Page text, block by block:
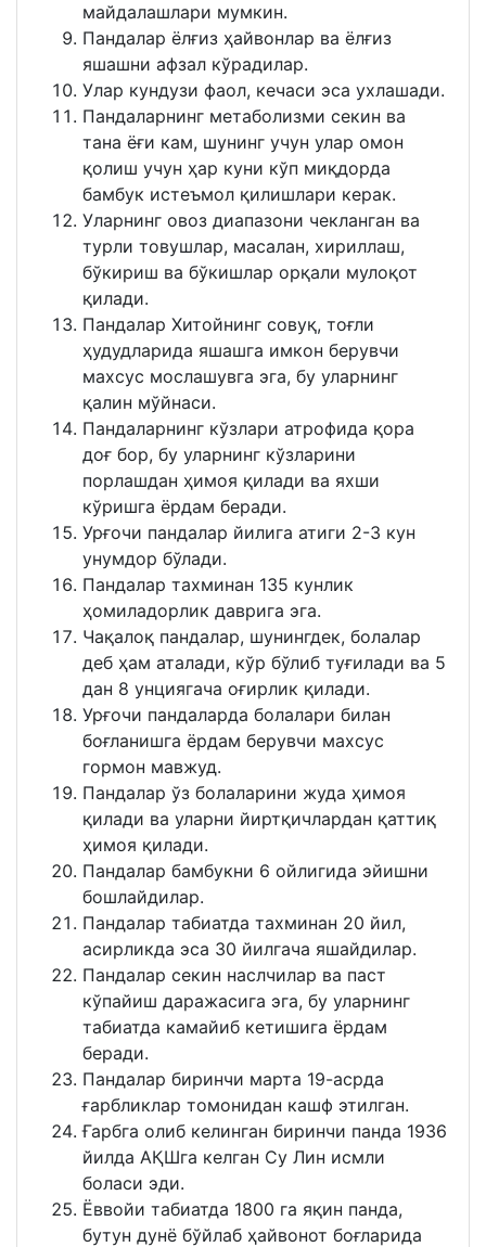
майдалашлари мумкин.
Пандалар ёлғиз ҳайвонлар ва ёлғиз
яшашни афзал кўрадилар.
Улар кундузи фаол, кечаси эса ухлашади.
Пандаларнинг метаболизми секин ва
тана ёғи кам, шунинг учун улар омон
қолиш учун ҳар куни кўп миқдорда
бамбук истеъмол қилишлари керак.
Уларнинг овоз диапазони чекланган ва
турли товушлар, масалан, хириллаш,
бўкириш ва бўкишлар орқали мулоқот
қилади.
Пандалар Хитойнинг совуқ, тоғли
ҳудудларида яшашга имкон берувчи
махсус мослашувга эга, бу уларнинг
қалин мўйнаси.
Пандаларнинг кўзлари атрофида қора
доғ бор, бу уларнинг кўзларини
порлашдан ҳимоя қилади ва яхши
кўришга ёрдам беради.
Урғочи пандалар йилига атиги 2-3 кун
унумдор бўлади.
Пандалар тахминан 135 кунлик
ҳомиладорлик даврига эга.
Чақалоқ пандалар, шунингдек, болалар
деб ҳам аталади, кўр бўлиб туғилади ва 5
дан 8 унциягача оғирлик қилади.
Урғочи пандаларда болалари билан
боғланишга ёрдам берувчи махсус
гормон мавжуд.
Пандалар ўз болаларини жуда ҳимоя
қилади ва уларни йиртқичлардан қаттиқ
ҳимоя қилади.
Пандалар бамбукни 6 ойлигида эйишни
бошлайдилар.
Пандалар табиатда тахминан 20 йил,
асирликда эса 30 йилгача яшайдилар.
Пандалар секин наслчилар ва паст
кўпайиш даражасига эга, бу уларнинг
табиатда камайиб кетишига ёрдам
беради.
Пандалар биринчи марта 19-асрда
ғарбликлар томонидан кашф этилган.
Ғарбга олиб келинган биринчи панда 1936
йилда АҚШга келган Су Лин исмли
боласи эди.
Ёввойи табиатда 1800 га яқин панда,
бутун дунё бўйлаб ҳайвонот боғларида